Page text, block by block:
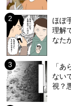
ほぼ
理解
なた
「
ない
視？